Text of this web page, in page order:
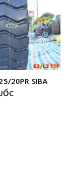
20PR SIBA